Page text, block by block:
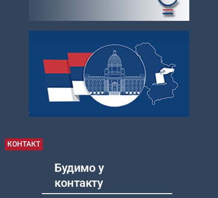
КОНТАКТ
Будимо у
контакту